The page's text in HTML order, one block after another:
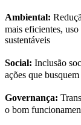
Ambiental:
mais eficientes,
sustentáveis
Social: Inclusão
ações que
Governança:
o bom